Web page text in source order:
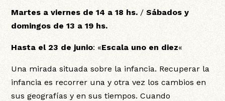
Martes a viernes de 14 a 18 hs. /Sábados y
domingos de 13 a 19 hs.
Hasta el 23 de junio: «Escala uno en diez«
Una mirada situada sobre la infancia. Recuperar la
infancia es recorrer una y otra vez los cambios en
sus geografías y en sus tiempos. Cuando